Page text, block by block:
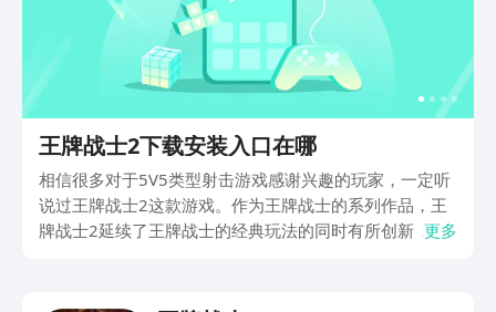
王牌战士2下载安装入口在哪
相信很多对于5V5类型射击游戏感谢兴趣的玩家，一定听
说过王牌战士2这款游戏。作为王牌战士的系列作品，王
牌战士2延续了王牌战士的经典玩法的同时有所创新，所
战士2吧！
更多